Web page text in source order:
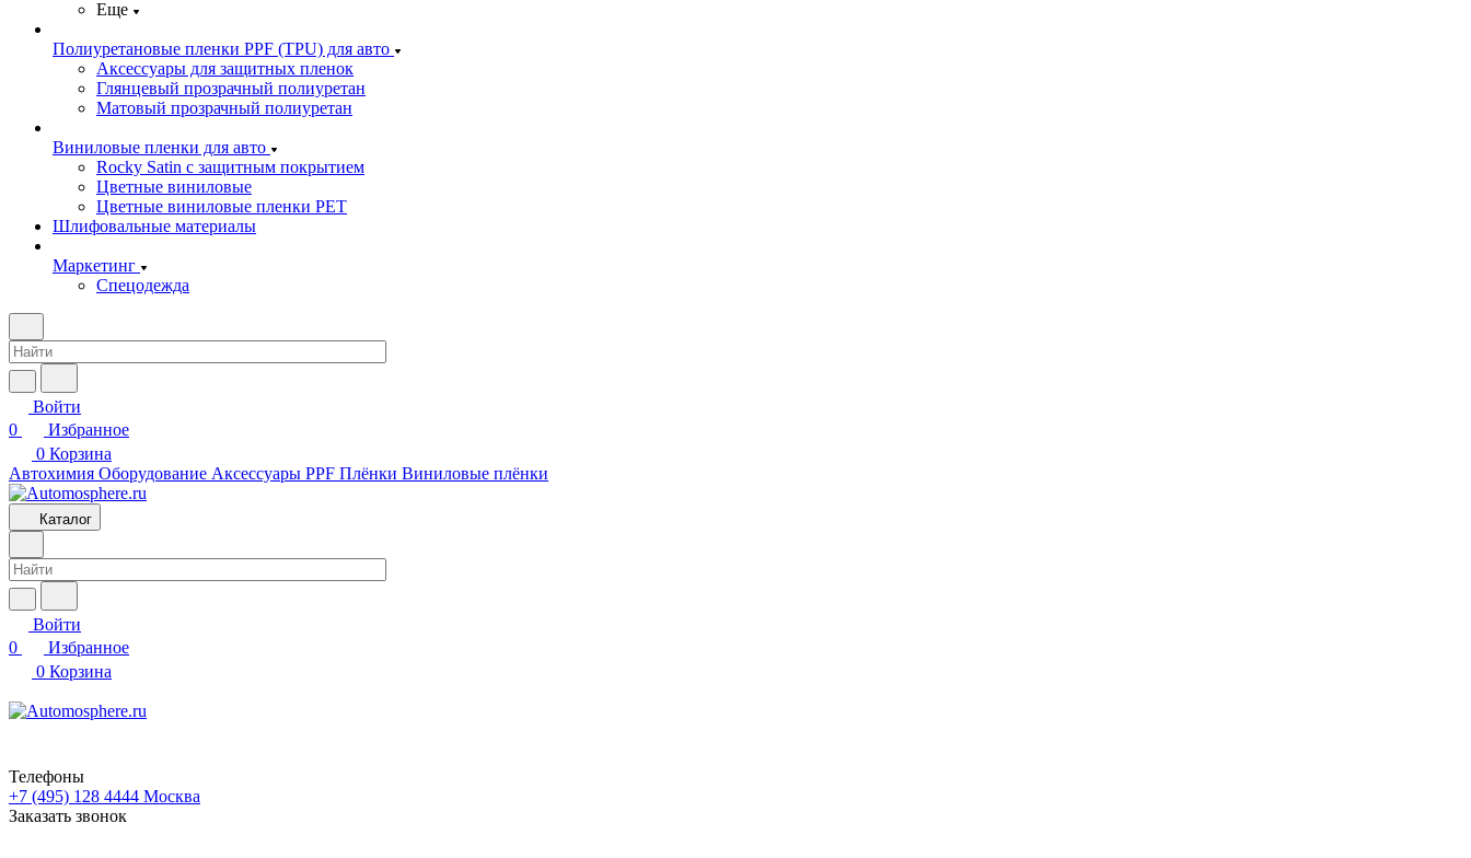
Еще
Полиуретановые пленки PPF (TPU) для авто
Аксессуары для защитных пленок
Глянцевый прозрачный полиуретан
Матовый прозрачный полиуретан
Виниловые пленки для авто
Rocky Satin с защитным покрытием
Цветные виниловые
Цветные виниловые пленки PET
Шлифовальные материалы
Маркетинг
Спецодежда
Войти
0
Избранное
0 Корзина
Автохимия Оборудование Аксессуары PPF Плёнки Виниловые плёнки
Каталог
Войти
0
Избранное
0 Корзина
Телефоны
+7 (495) 128 4444 Москва
Заказать звонок